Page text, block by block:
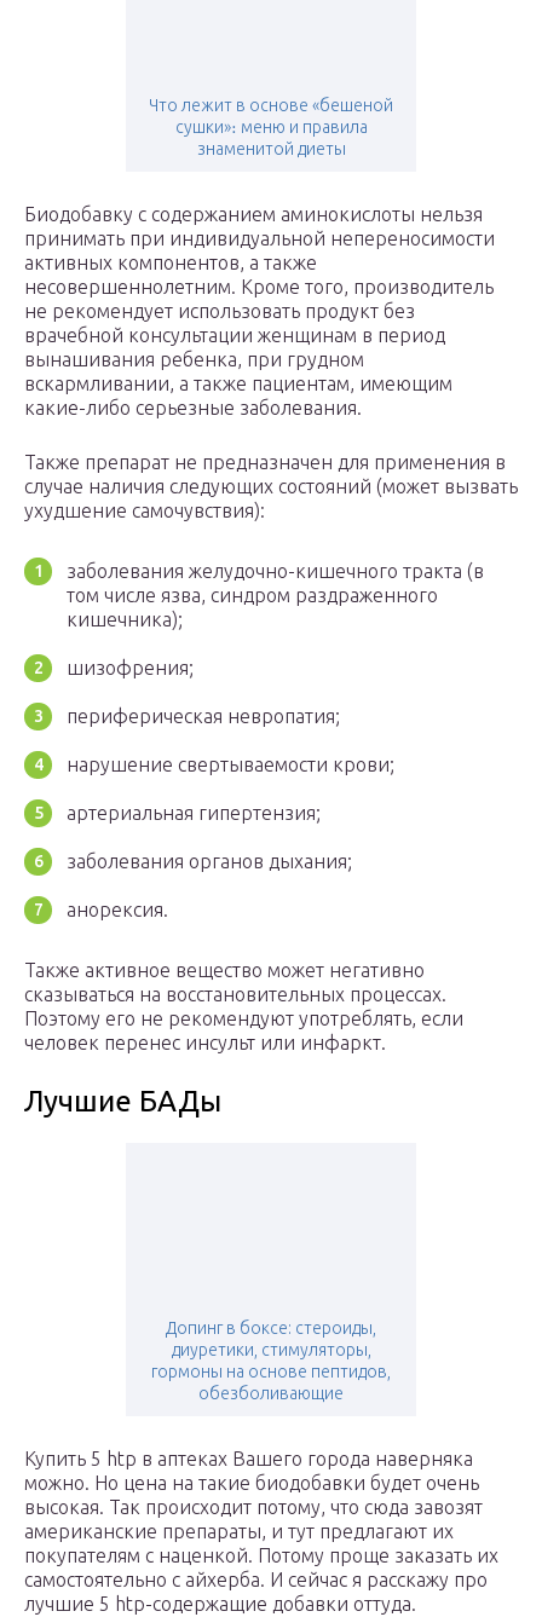
Что лежит в основе «бешеной
сушки»։ меню и правила
знаменитой диеты
Биодобавку с содержанием аминокислоты нельзя
принимать при индивидуальной непереносимости
активных компонентов, а также
несовершеннолетним. Кроме того, производитель
не рекомендует использовать продукт без
врачебной консультации женщинам в период
вынашивания ребенка, при грудном
вскармливании, а также пациентам, имеющим
какие-либо серьезные заболевания.
Также препарат не предназначен для применения в
случае наличия следующих состояний (может вызвать
ухудшение самочувствия):
заболевания желудочно-кишечного тракта (в
том числе язва, синдром раздраженного
кишечника);
шизофрения;
периферическая невропатия;
нарушение свертываемости крови;
артериальная гипертензия;
заболевания органов дыхания;
анорексия.
Также активное вещество может негативно
сказываться на восстановительных процессах.
Поэтому его не рекомендуют употреблять, если
человек перенес инсульт или инфаркт.
Лучшие БАДы
Допинг в боксе: стероиды,
диуретики, стимуляторы,
гормоны на основе пептидов,
обезболивающие
Купить 5 htp в аптеках Вашего города наверняка
можно. Но цена на такие биодобавки будет очень
высокая. Так происходит потому, что сюда завозят
американские препараты, и тут предлагают их
покупателям с наценкой. Потому проще заказать их
самостоятельно с айхерба. И сейчас я расскажу про
лучшие 5 htp-содержащие добавки оттуда.